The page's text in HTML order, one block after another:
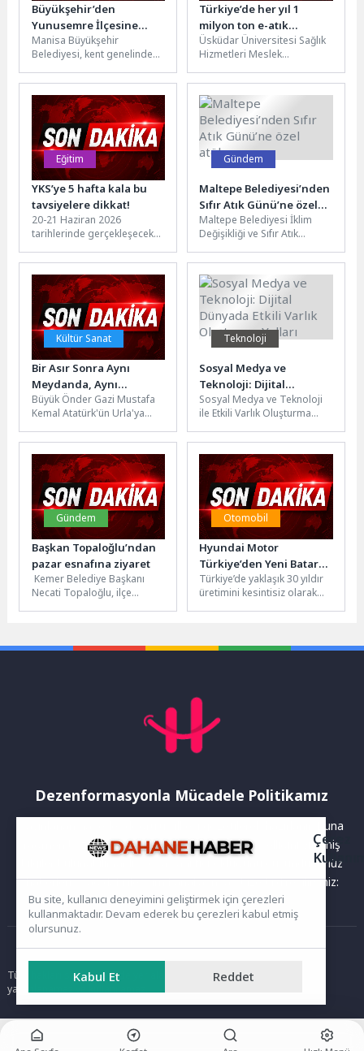
Büyükşehir’den
Yunusemre İlçesine
Modern Sosyal Tesis
Manisa Büyükşehir
Belediyesi, kent genelinde
artırmaya yönelik
yatırımlarını sürdürüyor. Bu
kapsamda Yunusemre...
Türkiye’de her yıl 1
milyon ton e-atık
oluşuyor!
Üsküdar Üniversitesi Sağlık
Hizmetleri Meslek
Programı Bşk. Öğr. Gör.
Tuğçe Yılmaz Karan,...
Eğitim
YKS’ye 5 hafta kala bu
tavsiyelere dikkat!
20-21 Haziran 2026
tarihlerinde gerçekleşecek
Sınavı’na (YKS) 5 hafta kaldı.
İstanbul Atlas Üniversitesi...
Gündem
Maltepe Belediyesi’nden
Sıfır Atık Günü’ne özel
atölye
Maltepe Belediyesi İklim
Değişikliği ve Sıfır Atık
Uluslararası Sıfır Atık
Günü’nde “Tohumlu...
Kültür Sanat
Bir Asır Sonra Aynı
Meydanda, Aynı
Cumhuriyet Sevdasıyla
Büyük Önder Gazi Mustafa
Kemal Atatürk'ün Urla'ya
tören ve kortej yürüyüşüyle...
Teknoloji
Sosyal Medya ve
Teknoloji: Dijital
Dünyada Etkili Varlık
Oluşturma Yolları
Sosyal Medya ve Teknoloji
ile Etkili Varlık Oluşturma
teknolojinin hızla geliştiği...
Gündem
Başkan Topaloğlu’ndan
pazar esnafına ziyaret
Kemer Belediye Başkanı
Necati Topaloğlu, ilçe
Otomobil
Hyundai Motor
Türkiye’den Yeni Batarya
Yatırımı
Türkiye’de yaklaşık 30 yıldır
üretimini kesintisiz olarak
Dezenformasyonla Mücadele Politikamız
Yayınlanan haberler doğruluk ilkesi gözetilerek hazırlanır. Buna
rağmen bazı içeriklerde eksik, hatalı veya güncelliğini yitirmiş
bilgiler bulunabilir.Yanlış veya yanıltıcı olduğunu düşündüğünüz
haberleri aşağıdaki iletişim kanallarından bize bildirebilirsiniz:
Ana Sayfa
Tüm hakları saklıdır. Sitede yer alan içerikler izinsiz kopyalanamaz,
yayımlanamaz ve kullanılamaz.
Çerez
Bu site, kullanıcı deneyimini geliştirmek için çerezleri
kullanmaktadır. Devam ederek bu çerezleri kabul etmiş
olursunuz.
Kabul Et Reddet